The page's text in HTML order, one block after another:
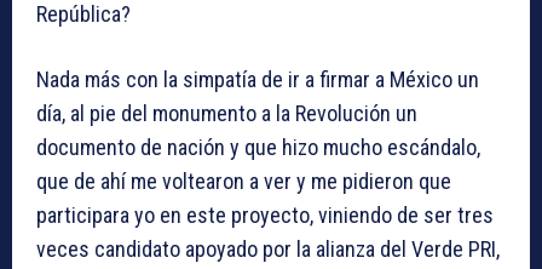
República?
Nada más con la simpatía de ir a firmar a México un
día, al pie del monumento a la Revolución un
documento de nación y que hizo mucho escándalo,
que de ahí me voltearon a ver y me pidieron que
participara yo en este proyecto, viniendo de ser tres
veces candidato apoyado por la alianza del Verde PRI,